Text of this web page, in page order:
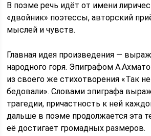
В поэме речь идёт от имени
«двойник» поэтессы, авторский
мыслей и чувств.
Главная идея произведения —
народного горя. Эпиграфом
из своего же стихотворения «Так
бедовали». Словами эпиграфа
трагедии, причастность к ней
дальше в поэме продолжается эта
её достигает громадных размеров.